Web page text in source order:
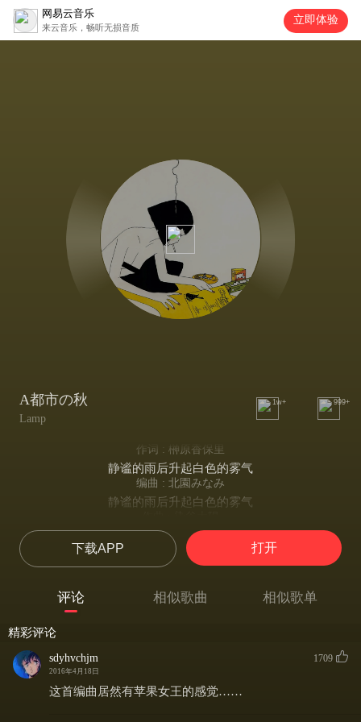
网易云音乐
来云音乐，畅听无损音质
立即体验
A都市の秋
Lamp
1w+ 999+
作词 : 榊原香保里
静谧的雨后升起白色的雾气
编曲 : 北園みなみ
静谧的雨后升起白色的雾气
静谧的雨后升起白色的雾气
白く烟った雨上がりの静けさ
静谧的雨后升起白色的雾气
播放在旧电影的画面中
青く染まった待ち合わせの夕刻
下载APP 打开
评论 相似歌曲 相似歌单
精彩评论
sdyhvchjm
2016年4月18日
1709
这首编曲居然有苹果女王的感觉……